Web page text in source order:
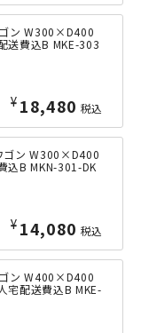
ン W300×D400
送費込B MKE-303
¥ 18,480 税込
ゴン W300×D400
込B MKN-301-DK
¥ 14,080 税込
ン W400×D400
宅配送費込B MKE-